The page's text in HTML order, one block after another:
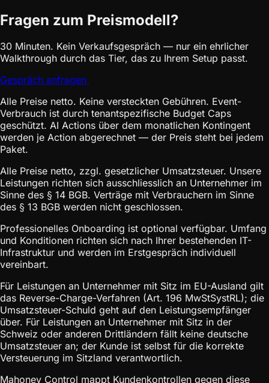
Fragen zum Preismodell?
30 Minuten. Kein Verkaufsgespräch — nur ein ehrlicher
Walkthrough durch das Tier, das zu Ihrem Setup passt.
Gespräch anfragen
Alle Preise netto. Keine versteckten Gebühren. Event-
Verbrauch ist durch tenantspezifische Budget Caps
geschützt. AI Actions über dem monatlichen Kontingent
werden je Action abgerechnet — der Preis steht bei jedem
Paket.
Alle Preise netto, zzgl. gesetzlicher Umsatzsteuer. Unsere
Leistungen richten sich ausschliesslich an Unternehmer im
Sinne des § 14 BGB. Verträge mit Verbrauchern im Sinne
des § 13 BGB werden nicht geschlossen.
Professionelles Onboarding ist optional verfügbar. Umfang
und Konditionen richten sich nach Ihrer bestehenden IT-
Infrastruktur und werden im Erstgespräch individuell
vereinbart.
Für Leistungen an Unternehmer mit Sitz im EU-Ausland gilt
das Reverse-Charge-Verfahren (Art. 196 MwStSystRL); die
Umsatzsteuer-Schuld geht auf den Leistungsempfänger
über. Für Leistungen an Unternehmer mit Sitz in der
Schweiz oder anderen Drittländern fällt keine deutsche
Umsatzsteuer an; der Kunde ist selbst für die korrekte
Versteuerung im Sitzland verantwortlich.
Mahoney Control mappt Kundenkontrollen gegen diese